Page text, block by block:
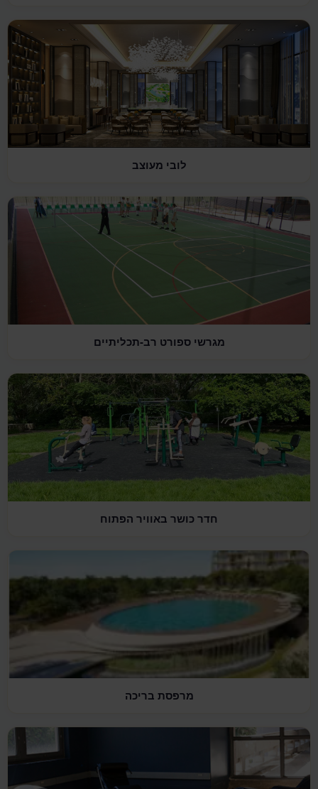
לובי מעוצב
מגרשי ספורט רב-תכליתיים
חדר כושר באוויר הפתוח
מרפסת בריכה